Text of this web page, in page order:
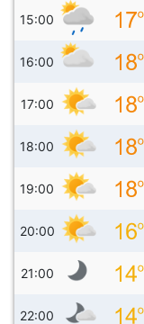
15:00
16:00
17:00
18:00
19:00
20:00
21:00
22:00